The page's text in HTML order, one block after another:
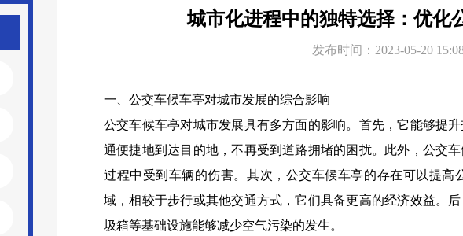
钢候车亭
制作候车亭
亭厂家 城市化进程中的独特选择：优化
发布时间：2023-05-20
一、公交车候车亭对城市发展的综合影响
公交车候车亭对城市发展具有多方面的影响。首先，它能够提
通便捷地到达目的地，不再受到道路拥堵的困扰。此外，公交
过程中受到车辆的伤害。其次，公交车候车亭的存在可以提
域，相较于步行或其他交通方式，它们具备更高的经济效益。
圾箱等基础设施能够减少空气污染的发生。